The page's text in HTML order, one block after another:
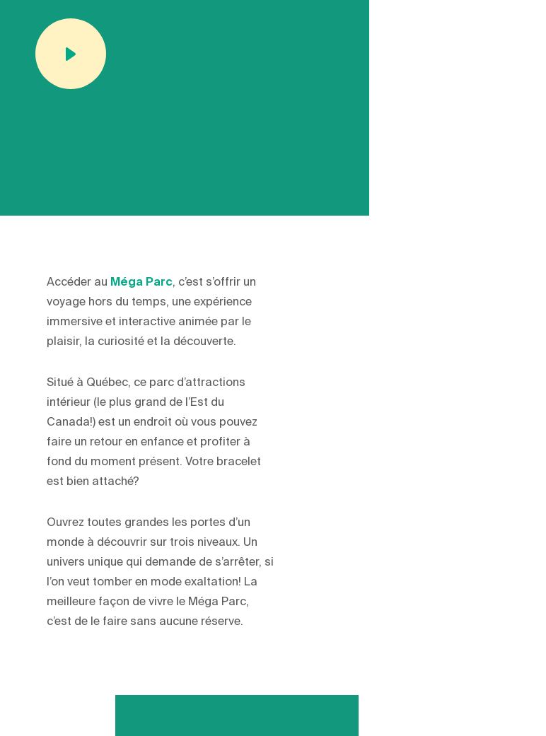
Accéder au Méga Parc, c’est s’offrir un
voyage hors du temps, une expérience
immersive et interactive animée par le
plaisir, la curiosité et la découverte.
Situé à Québec, ce parc d’attractions
intérieur (le plus grand de l’Est du
Canada!) est un endroit où vous pouvez
faire un retour en enfance et profiter à
fond du moment présent. Votre bracelet
est bien attaché?
Ouvrez toutes grandes les portes d’un
monde à découvrir sur trois niveaux. Un
univers unique qui demande de s’arrêter, si
l’on veut tomber en mode exaltation! La
meilleure façon de vivre le Méga Parc,
c’est de le faire sans aucune réserve.